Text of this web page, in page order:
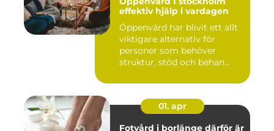
effektiv hjälp i vardagen
Öppenvård har blivit ett allt
viktigare alternativ för
personer som behöver
struktur, stöd och behan...
01. apr
Fotvård i borlänge därför är